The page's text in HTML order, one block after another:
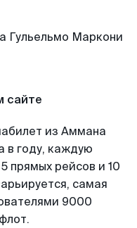
сайте
из Аммана
в году, каждую
прямых рейсов и 10
самая
9000